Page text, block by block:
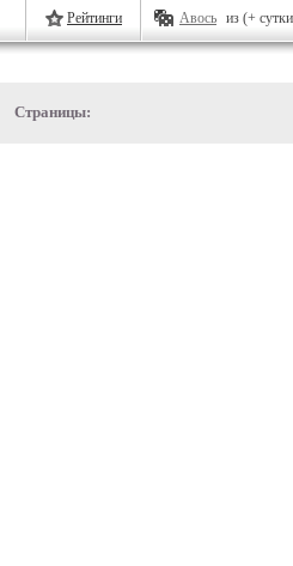
Рейтинги Авось из (+
Страницы: